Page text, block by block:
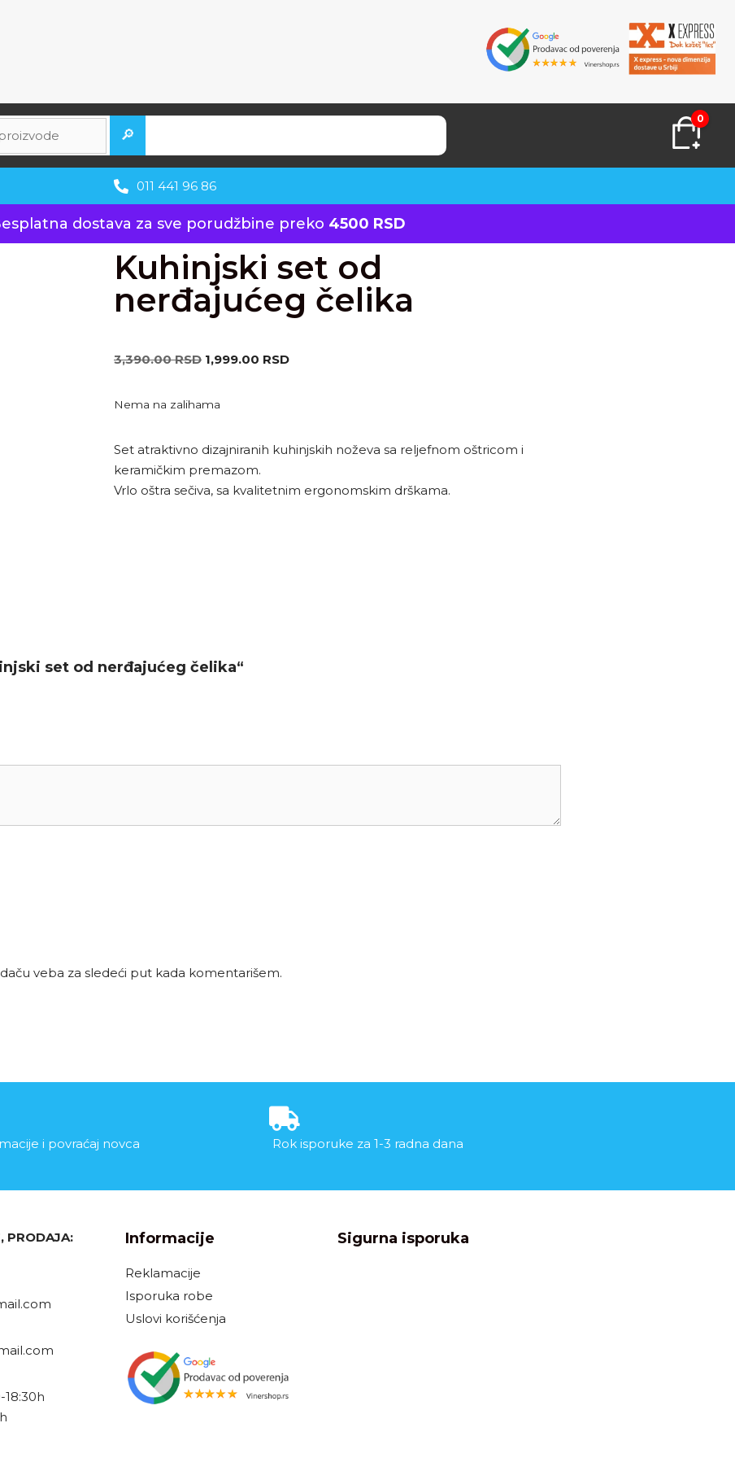
🔎
0
011 441 96 86
dostava za sve porudžbine preko 4500 RSD
Kuhinjski set od
nerđajućeg čelika
3,390.00RSD 1,999.00 RSD
Nema na zalihama
Set atraktivno dizajniranih kuhinjskih noževa sa reljefnom oštricom i
keramičkim premazom.
Vrlo oštra sečiva, sa kvalitetnim ergonomskim drškama.
set od nerđajućeg čelika“
veba za sledeći put kada komentarišem.
i povraćaj novca Rok isporuke za 1-3 radna dana
PRODAJA:
Informacije
Reklamacije
Isporuka robe
Uslovi korišćenja
Sigurna isporuka